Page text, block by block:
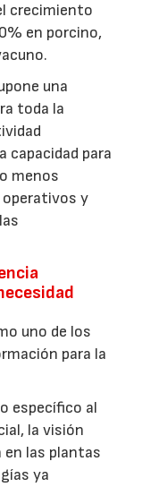
crecimiento
en porcino,
una
toda la
capacidad para
menos
y
uno de los
para la
específico al
la visión
las plantas
ya